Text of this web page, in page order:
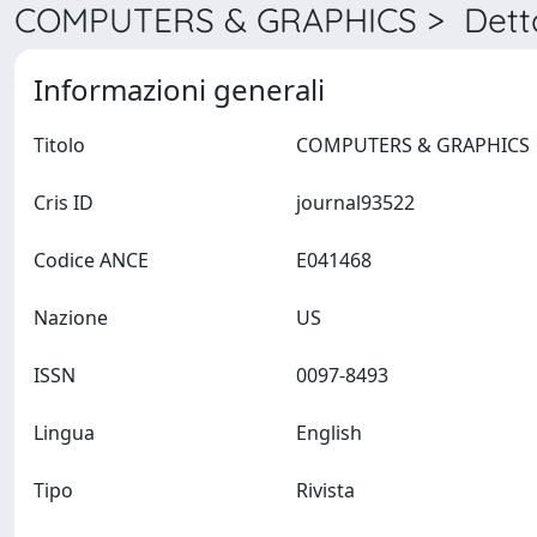
COMPUTERS & GRAPHICS >
Informazioni generali
Titolo
Cris ID
Codice ANCE
Nazione
ISSN
Lingua
Tipo Rivista